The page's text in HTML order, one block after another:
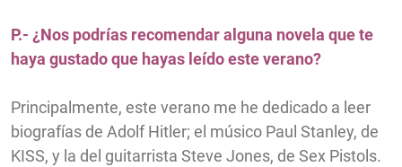
P.- ¿Nos podrías recomendar alguna novela que te
haya gustado que hayas leído este verano?
Principalmente, este verano me he dedicado a leer
biografías de Adolf Hitler; el músico Paul Stanley, de
KISS, y la del guitarrista Steve Jones, de Sex Pistols.